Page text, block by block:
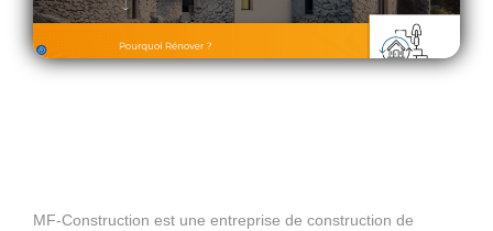
MF-Construction est une entreprise de construction de